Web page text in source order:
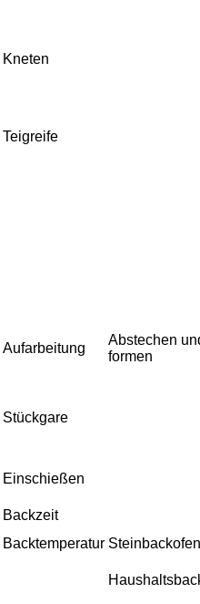
Kneten
Teigreife
Aufarbeitung
Abstechen
formen
Stückgare
Einschießen
Backzeit
Backtemperatur Steinbackofen